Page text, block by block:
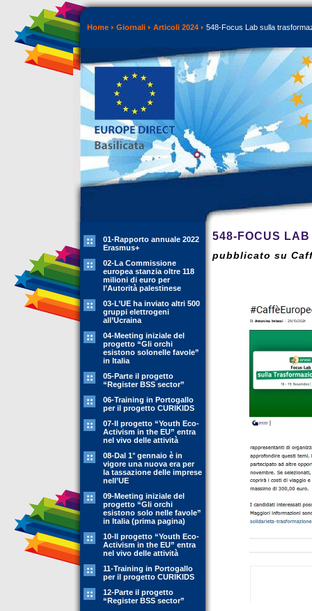
Home Giornali Articoli 2024 548-Focus Lab sulla
01-Rapporto annuale 2022
Erasmus+
02-La Commissione
europea stanzia oltre 118
milioni di euro per
l’Autorità palestinese
03-L’UE ha inviato altri 500
gruppi elettrogeni
all’Ucraina
04-Meeting iniziale del
progetto “Gli orchi
esistono solonelle favole”
in Italia
05-Parte il progetto
“Register BSS sector”
06-Training in Portogallo
per il progetto CURIKIDS
07-Il progetto “Youth Eco-
Activism in the EU” entra
nel vivo delle attività
08-Dal 1° gennaio è in
vigore una nuova era per
la tassazione delle imprese
nell’UE
09-Meeting iniziale del
progetto “Gli orchi
esistono solo nelle favole”
in Italia (prima pagina)
10-Il progetto “Youth Eco-
Activism in the EU” entra
nel vivo delle attività
11-Training in Portogallo
per il progetto CURIKIDS
12-Parte il progetto
“Register BSS sector”
548-FOCUS
pubblicato su